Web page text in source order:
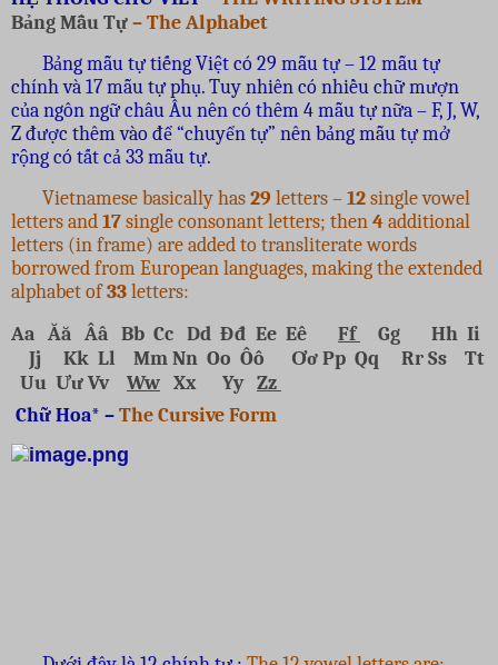
Bảng Mẫu Tự– The Alphabet
Bảng mẫu tự tiếng Việt có 29 mẫu tự – 12 mẫu tự
chính và 17 mẫu tự phụ. Tuy nhiên có nhiều chữ mượn
của ngôn ngữ châu Âu nên có thêm 4 mẫu tự nữa – F, J, W,
Z được thêm vào để “chuyển tự” nên bảng mẫu tự mở
rộng có tất cả 33 mẫu tự.
Vietnamese basically has29 letters –12singlevowel
letters and17single consonant letters; then4additional
letters (in frame) are added to transliterate words
borrowed from European languages, making the extended
alphabet of33letters:
Aa Ăă Ââ Bb Cc Dd Đđ Ee Eê Ff Gg Hh Ii
Jj
Kk Ll MmNn Oo Ôô ƠơPp Qq RrSs Tt
Uu ƯưVv Ww Xx Yy Zz
Chữ Hoa* –The Cursive Form